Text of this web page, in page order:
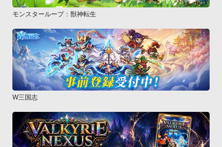
モンスターループ：獣神転生
W三国志